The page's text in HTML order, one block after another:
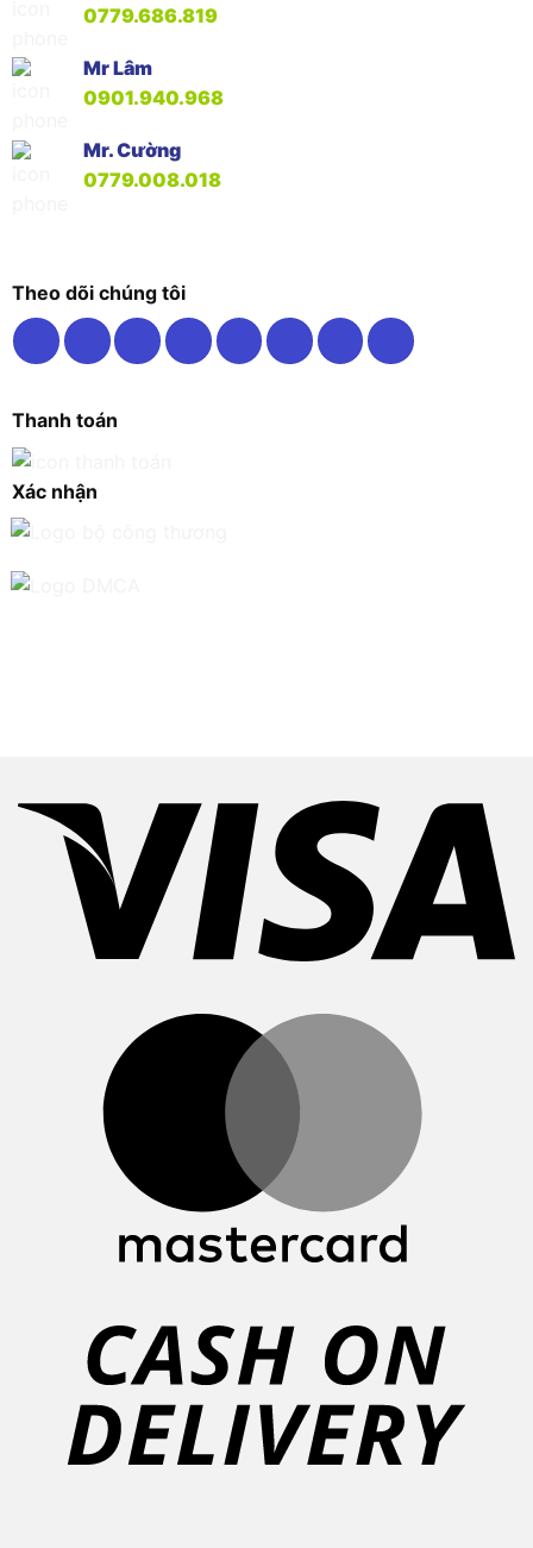
0779.686.819
Mr Lâm
0901.940.968
Mr. Cường
0779.008.018
Theo dõi chúng tôi
Thanh toán
Xác nhận